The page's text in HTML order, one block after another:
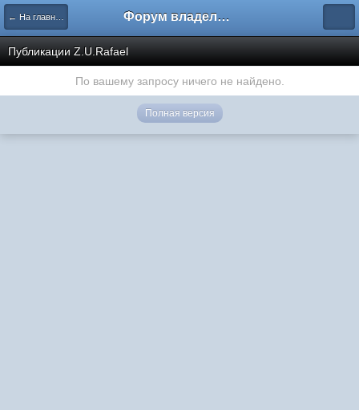
← На главную Форум владельцев интернет-магазинов
Публикации Z.U.Rafael
По вашему запросу ничего не найдено.
Полная версия